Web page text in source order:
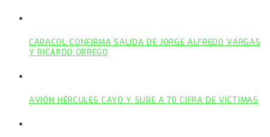
CARACOL CONFIRMA SALIDA DE JORGE ALFREDO VARGAS
Y RICARDO ORREGO
AVIÓN HÉRCULES CAYÓ Y SUBE A 70 CIFRA DE VÍCTIMAS